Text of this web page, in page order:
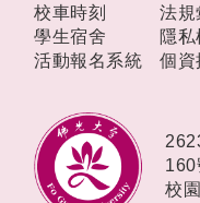
校車時刻
學生宿舍
活動報名系統
法規
隱私
個資
160
校